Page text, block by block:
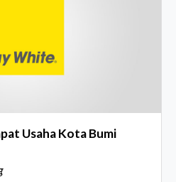
Usaha Kota Bumi